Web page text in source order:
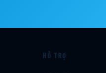
HỖ TRỢ